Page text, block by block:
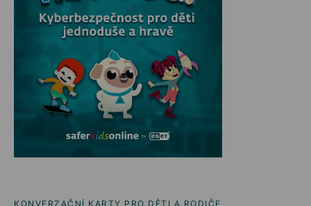
KONVERZAČNÍ KARTY PRO DĚTI A RODIČE